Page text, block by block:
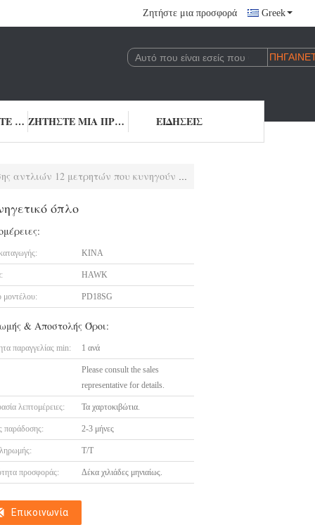
Ζητήστε μια προσφορά Greek
ΕΠΙΚΟΙΝΩΝΉΣΤΕ ΜΑΖΊ ΜΑΣ ΖΗΤΉΣΤΕ ΜΙΑ ΠΡΟΣΦΟΡΆ ΕΙΔΉΣΕΙΣ
12 μετρητών που κυνηγούν το κυνηγετικό όπλο
όπλο
ΚΙΝΑ
HAWK
μοντέλου: PD18SG
& Αποστολής Όροι:
παραγγελίας min: 1 ανά
Please consult the sales
representative for details.
λεπτομέρειες: Τα χαρτοκιβώτια.
παράδοσης: 2-3 μήνες
T/T
προσφοράς: Δέκα χιλιάδες μηνιαίως.
Επικοινωνία